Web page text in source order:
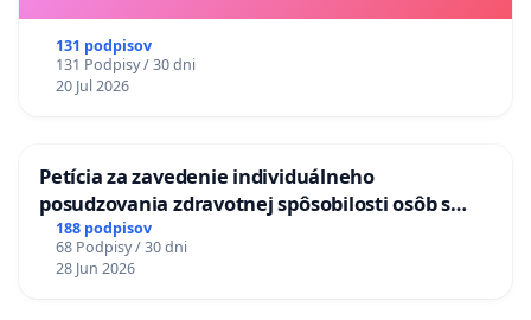
131 podpisov
131 Podpisy / 30 dni
20 Jul 2026
Petícia za zavedenie individuálneho
posudzovania zdravotnej spôsobilosti osôb s
diabetom 1. a 2. typu pri prijímaní do
Policajného zboru SR
188 podpisov
68 Podpisy / 30 dni
28 Jun 2026